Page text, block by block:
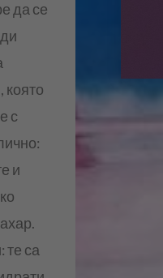
да се
която
с
и
те са